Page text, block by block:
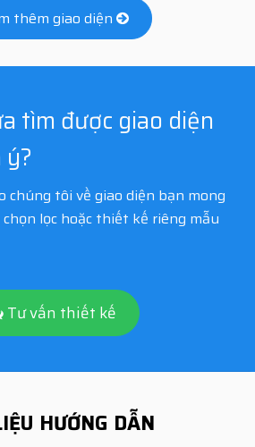
thêm giao diện
tìm được giao diện
chúng tôi về giao diện bạn mong
lọc hoặc thiết kế riêng mẫu
Tư vấn thiết kế
HƯỚNG DẪN